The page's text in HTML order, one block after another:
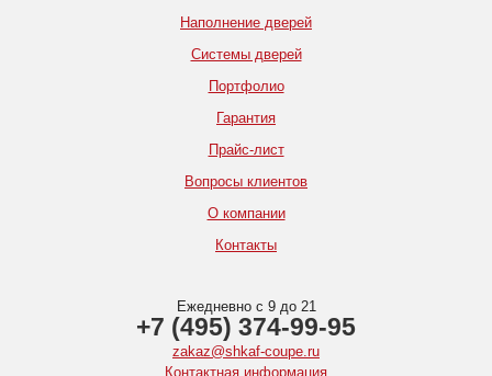
Наполнение дверей
Системы дверей
Портфолио
Гарантия
Прайс-лист
Вопросы клиентов
О компании
Контакты
Ежедневно с 9 до 21
+7 (495) 374-99-95
zakaz@shkaf-coupe.ru
Контактная информация